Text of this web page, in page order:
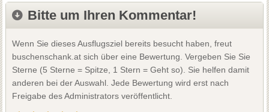
Bitte um Ihren Kommentar!
Wenn Sie dieses Ausflugsziel bereits besucht haben, freut
buschenschank.at sich über eine Bewertung. Vergeben Sie Sie
Sterne (5 Sterne = Spitze, 1 Stern = Geht so). Sie helfen damit
anderen bei der Auswahl. Jede Bewertung wird erst nach
Freigabe des Administrators veröffentlicht.